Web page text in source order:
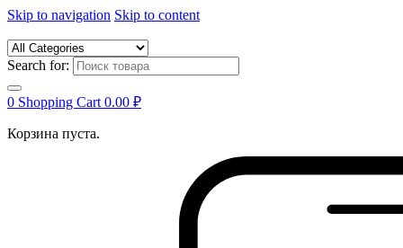
Skip to navigation Skip to content
Search for:
0 Shopping Cart 0.00 ₽
Корзина пуста.